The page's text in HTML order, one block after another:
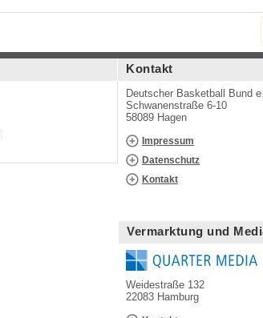
Kontakt
Deutscher Basketball Bund
Schwanenstraße 6-10
58089 Hagen
Impressum
Datenschutz
Kontakt
Vermarktung und
Weidestraße 132
22083 Hamburg